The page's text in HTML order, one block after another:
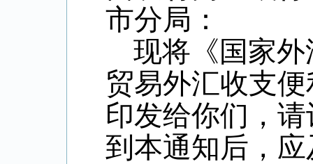
市分局：
现将《国家外
贸易外汇收支
印发给你们，
到本通知后，